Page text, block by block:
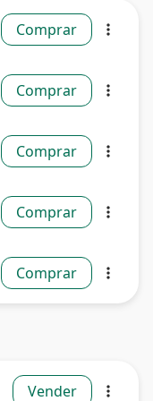
Comprar more_vert
Comprar more_vert
Comprar more_vert
Comprar more_vert
Comprar more_vert
Vender more_vert